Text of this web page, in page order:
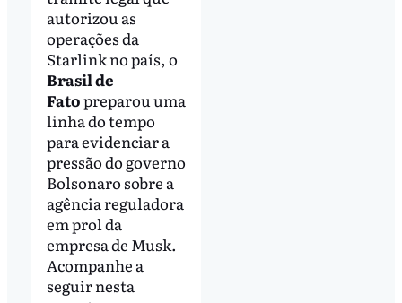
autorizou as
operações da
Starlink no país, o
Brasil de
Fatopreparou uma
linha do tempo
para evidenciar a
pressão do governo
Bolsonaro sobre a
agência reguladora
em prol da
empresa de Musk.
Acompanhe a
seguir nesta